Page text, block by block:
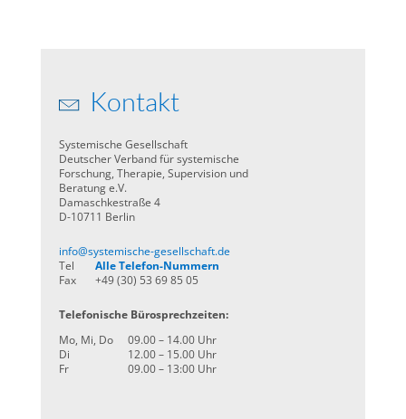
Kontakt
Systemische Gesellschaft
Deutscher Verband für systemische
Forschung, Therapie, Supervision und
Beratung e.V.
Damaschkestraße 4
D-10711 Berlin
info@systemische-gesellschaft.de
Tel
Alle Telefon-Nummern
Fax
+49 (30) 53 69 85 05
Telefonische Bürosprechzeiten:
Mo, Mi, Do
09.00 – 14.00 Uhr
Di
12.00 – 15.00 Uhr
Fr
09.00 – 13:00 Uhr